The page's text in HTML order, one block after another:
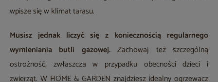
wpisze się w klimat tarasu.
Musisz jednak liczyć się z koniecznością regularnego
wymieniania butli gazowej.Zachowaj też szczególną
ostrożność, zwłaszcza w przypadku obecności dzieci i
zwierząt. W HOME & GARDEN znajdziesz idealny ogrzewacz